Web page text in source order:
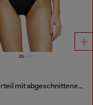
Bikinioberteil mit abgeschnittenem Diesel-Logo